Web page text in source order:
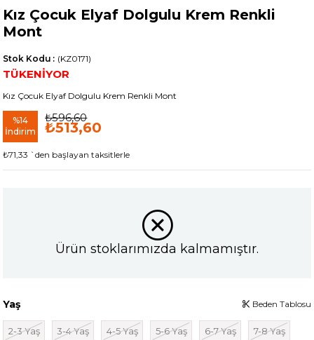
Kız Çocuk Elyaf Dolgulu Krem Renkli
Mont
(KZ0171)
Stok Kodu
Kız Çocuk Elyaf Dolgulu Krem Renkli Mont
%14
İndirim
₺596,60
₺513,60
₺71,33 `den başlayan taksitlerle
Ürün stoklarımızda kalmamıştır.
Yaş
2-3 Yaş 3-4 Yaş 4-5 Yaş 5-6 Yaş 6-7 Yaş
7-8 Yaş
Beden Tablosu